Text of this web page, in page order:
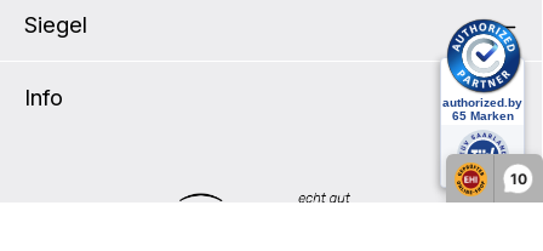
10
Siegel
Info